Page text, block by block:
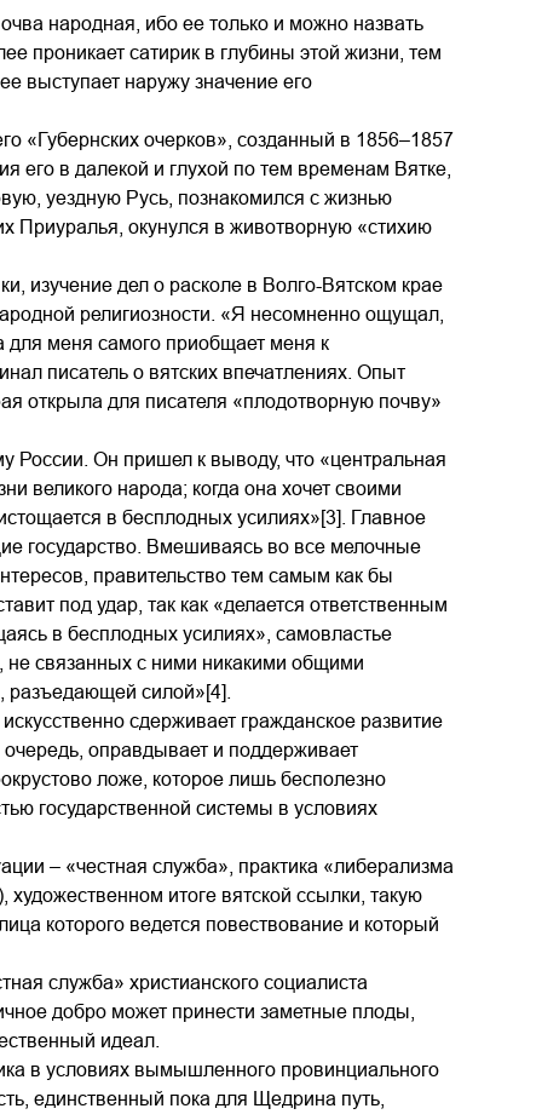
народная, ибо ее только и можно назвать
проникает сатирик в глубины этой жизни, тем
выступает наружу значение его
«Губернских очерков», созданный в 1856–1857
его в далекой и глухой по тем временам Вятке,
уездную Русь, познакомился с жизнью
Приуралья, окунулся в животворную «стихию
изучение дел о расколе в Волго-Вятском крае
религиозности. «Я несомненно ощущал,
для меня самого приобщает меня к
писатель о вятских впечатлениях. Опыт
открыла для писателя «плодотворную почву»
России. Он пришел к выводу, что «центральная
великого народа; когда она хочет своими
в бесплодных усилиях»[3]. Главное
государство. Вмешиваясь во все мелочные
правительство тем самым как бы
под удар, так как «делается ответственным
в бесплодных усилиях», самовластье
не связанных с ними никакими общими
разъедающей силой»[4].
сдерживает гражданское развитие
оправдывает и поддерживает
ложе, которое лишь бесполезно
государственной системы в условиях
– «честная служба», практика «либерализма
итоге вятской ссылки, такую
которого ведется повествование и который
служба» христианского социалиста
добро может принести заметные плоды,
идеал.
в условиях вымышленного провинциального
единственный пока для Щедрина путь,